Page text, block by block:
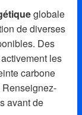
globale
de diverses
Des
les
carbone
avant de